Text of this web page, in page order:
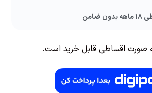
ضامن
صورت اقساطی قابل خرید است.